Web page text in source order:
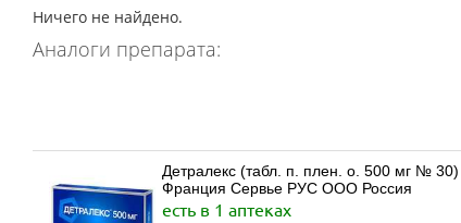
Ничего не найдено.
Аналоги препарата:
Детралекс (табл. п. плен. о. 500 мг №
Франция Сервье РУС ООО Россия
есть в 1 аптеках